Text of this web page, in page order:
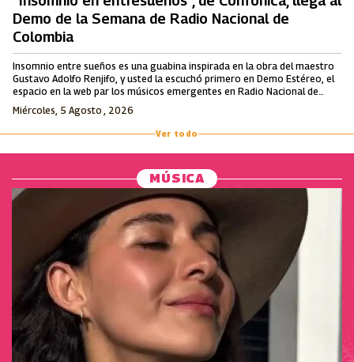
Demo de la Semana de Radio Nacional de
Colombia
Insomnio entre sueños es una guabina inspirada en la obra del maestro
Gustavo Adolfo Renjifo, y usted la escuchó primero en Demo Estéreo, el
espacio en la web par los músicos emergentes en Radio Nacional de
Colombia.
Miércoles, 5 Agosto , 2026
Ver todo
MÚSICA